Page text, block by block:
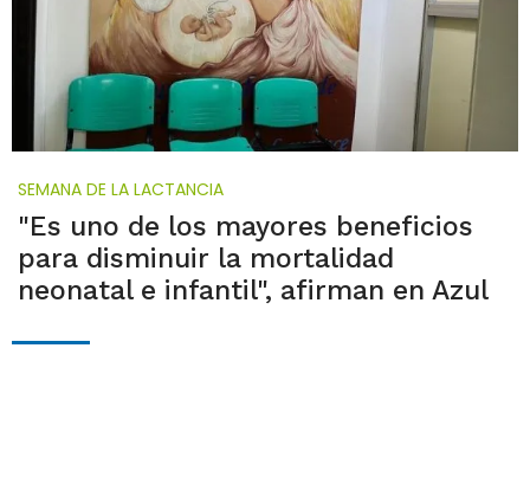
SEMANA DE LA LACTANCIA
"Es uno de los mayores beneficios
para disminuir la mortalidad
neonatal e infantil", afirman en Azul